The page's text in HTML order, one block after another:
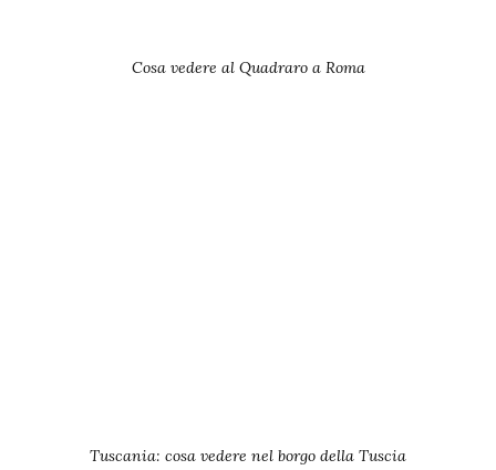
Cosa vedere al Quadraro a Roma
Tuscania: cosa vedere nel borgo della Tuscia